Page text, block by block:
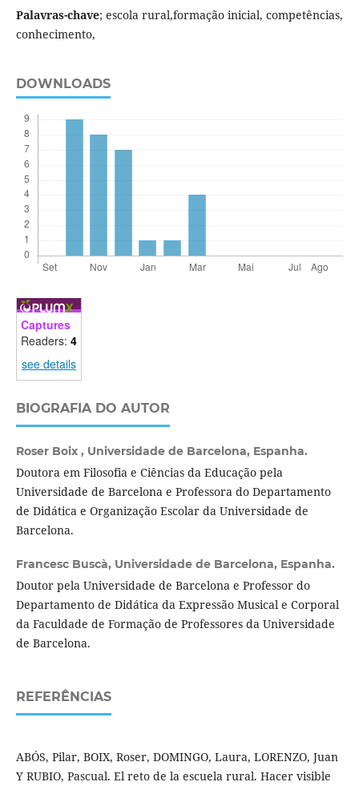
Palavras-chave; escola rural,formação inicial, competências,
conhecimento,
DOWNLOADS
Captures
Readers: 4
see details
BIOGRAFIA DO AUTOR
Roser Boix , Universidade de Barcelona, Espanha.
Doutora em Filosofia e Ciências da Educação pela
Universidade de Barcelona e Professora do Departamento
de Didática e Organização Escolar da Universidade de
Barcelona.
Francesc Buscà, Universidade de Barcelona, Espanha.
Doutor pela Universidade de Barcelona e Professor do
Departamento de Didática da Expressão Musical e Corporal
da Faculdade de Formação de Professores da Universidade
de Barcelona.
REFERÊNCIAS
ABÓS, Pilar, BOIX, Roser, DOMINGO, Laura, LORENZO, Juan
Y RUBIO, Pascual. El reto de la escuela rural. Hacer visible